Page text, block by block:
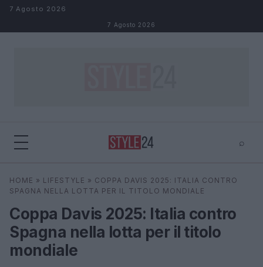
Salta al contenuto
7 Agosto 2026
7 Agosto 2026
⌕
Cerca ⌕
HOME » LIFESTYLE » COPPA DAVIS 2025: ITALIA CONTRO
SPAGNA NELLA LOTTA PER IL TITOLO MONDIALE
Coppa Davis 2025: Italia contro
Spagna nella lotta per il titolo
mondiale